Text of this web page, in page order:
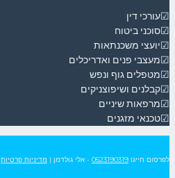
☑עורכי דין
☑סוכני ביטוח
☑יועצי משכנתאות
☑מעצבי פנים ואדריכלים
☑מטפלים גוף ונפש
☑קבלנים ושיפוצניקים
☑מרפאות שיניים
☑טכנאי מזגנים
לפרסום חייגו 0523190319 - אלי גולדמן | מדיניות פרטיות